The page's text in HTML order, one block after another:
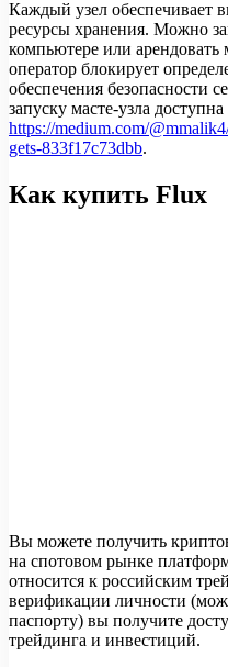
Каждый узел обеспечивает
ресурсы хранения. Можно
компьютере или
оператор блокирует
обеспечения безопасности
запуску масте-узла доступна
https://medium.com/
gets-833f17c73dbb.
Как купить Flux
Вы можете получить
на спотовом рынке
относится к российским
верификации личности
паспорту) вы получите
трейдинга и инвестиций.